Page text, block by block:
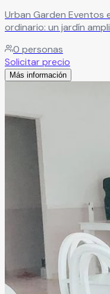
Urban Garden Eventos
ordinario: un jardín
comodidad y
0 personas
Solicitar precio
Más información